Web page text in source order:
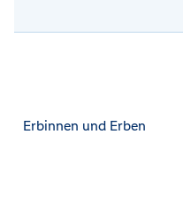
Erbinnen und Erben